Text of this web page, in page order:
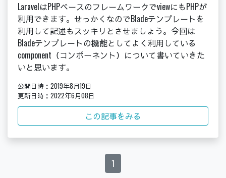
LaravelはPHPベースのフレームワークでviewにもPHPが
利用できます。せっかくなのでBladeテンプレートを
利用して記述もスッキリとさせましょう。今回は
Bladeテンプレートの機能としてよく利用している
component（コンポーネント）について書いていきた
いと思います。
公開日時：2019年8月19日
更新日時：2022年6月08日
この記事をみる
1